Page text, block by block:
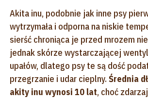
Akita inu, podobnie jak inne psy
wytrzymała i odporna na niskie
sierść chroniąca je przed mrozem
jednak skórze wystarczającej
upałów, dlatego psy te są dość
przegrzanie i udar cieplny. Średnia
akity inu wynosi 10 lat, choć